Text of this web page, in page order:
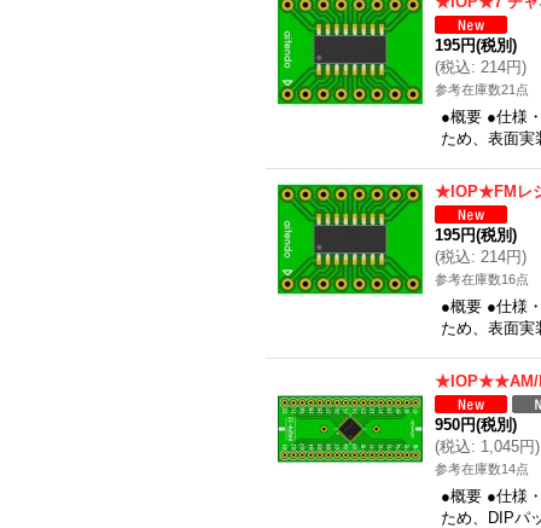
195円(税別)
(税込: 214円)
参考在庫数21点
●概要 ●仕様
ため、表面
★IOP★FMレ
195円(税別)
(税込: 214円)
参考在庫数16点
●概要 ●仕様
ため、表面
★IOP★★AM/
950円(税別)
(税込: 1,045円)
参考在庫数14点
●概要 ●仕様
ため、DIPパ